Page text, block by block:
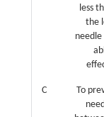
less
the
C
To